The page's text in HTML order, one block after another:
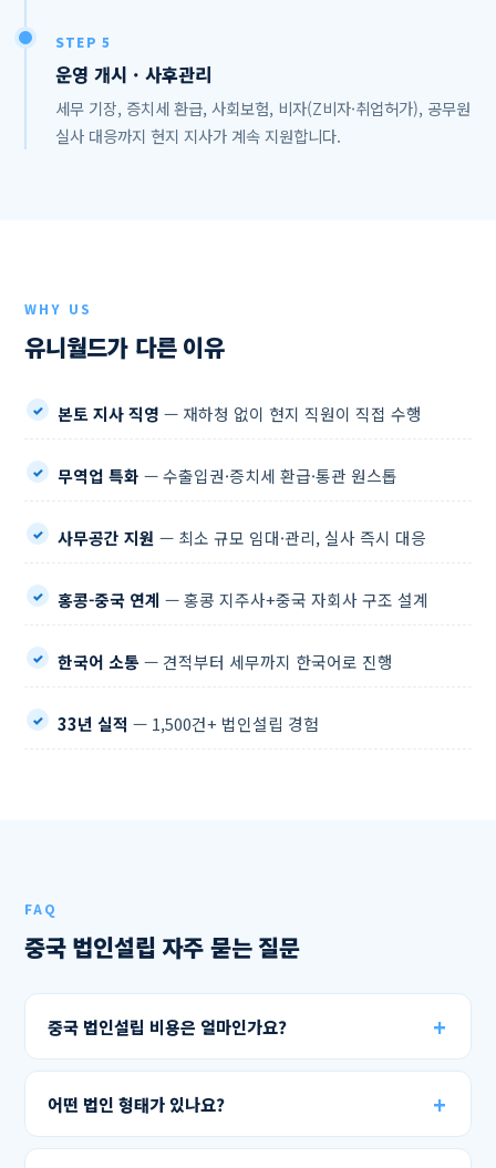
STEP 5
운영 개시 · 사후관리
세무 기장, 증치세 환급, 사회보험, 비자(Z비자·취업허가), 공무원
실사 대응까지 현지 지사가 계속 지원합니다.
WHY US
유니월드가 다른 이유
본토 지사 직영 — 재하청 없이 현지 직원이 직접 수행
무역업 특화 — 수출입권·증치세 환급·통관 원스톱
사무공간 지원 — 최소 규모 임대·관리, 실사 즉시 대응
홍콩-중국 연계 — 홍콩 지주사+중국 자회사 구조 설계
한국어 소통— 견적부터 세무까지 한국어로 진행
33년 실적 — 1,500건+ 법인설립 경험
FAQ
중국 법인설립 자주 묻는 질문
중국 법인설립 비용은 얼마인가요?
어떤 법인 형태가 있나요?